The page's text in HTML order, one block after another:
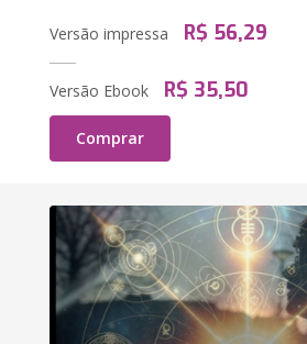
Versão impressa R$ 56,29
Versão Ebook R$ 35,50
Comprar